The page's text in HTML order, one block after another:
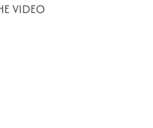
VIDEO